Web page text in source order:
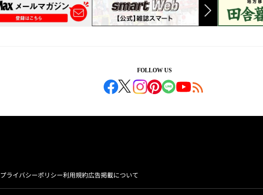
FOLLOW US
プライバシーポリシー利用規約広告掲載について